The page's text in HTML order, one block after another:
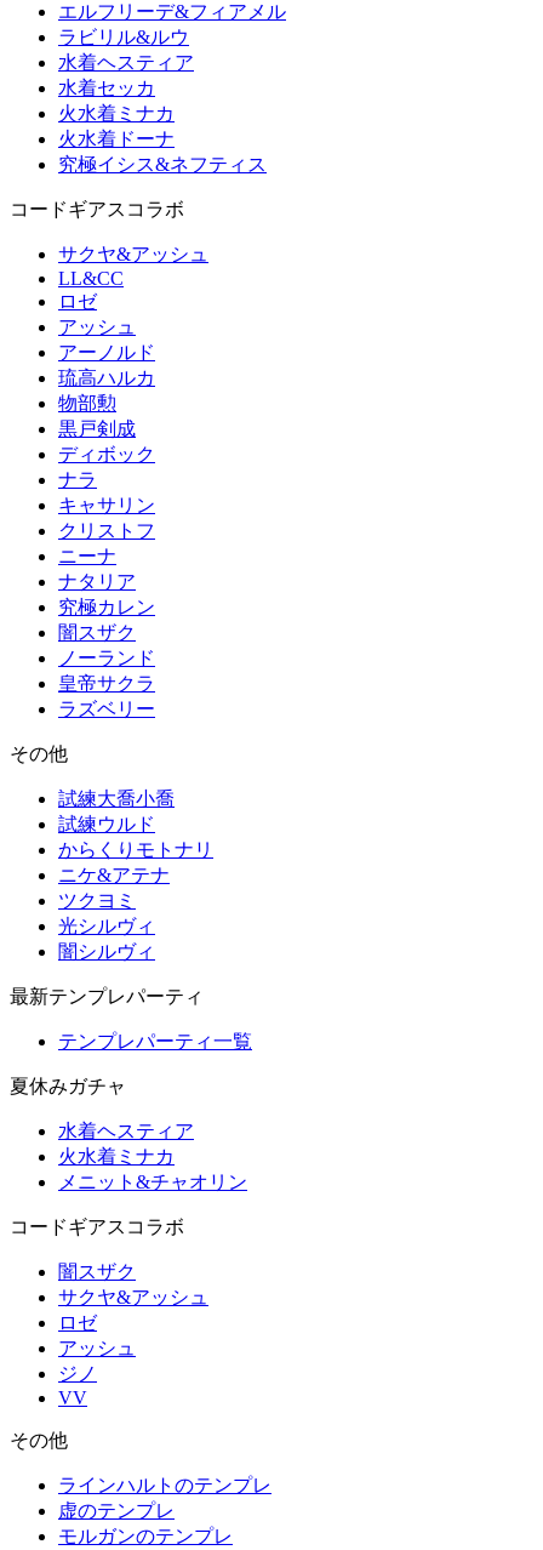
エルフリーデ&フィアメル
ラビリル&ルウ
水着ヘスティア
水着セッカ
火水着ミナカ
火水着ドーナ
究極イシス&ネフティス
コードギアスコラボ
サクヤ&アッシュ
LL&CC
ロゼ
アッシュ
アーノルド
琉高ハルカ
物部勲
黒戸剣成
ディボック
ナラ
キャサリン
クリストフ
ニーナ
ナタリア
究極カレン
闇スザク
ノーランド
皇帝サクラ
ラズベリー
その他
試練大喬小喬
試練ウルド
からくりモトナリ
ニケ&アテナ
ツクヨミ
光シルヴィ
闇シルヴィ
最新テンプレパーティ
テンプレパーティ一覧
夏休みガチャ
水着ヘスティア
火水着ミナカ
メニット&チャオリン
コードギアスコラボ
闇スザク
サクヤ&アッシュ
ロゼ
アッシュ
ジノ
VV
その他
ラインハルトのテンプレ
虚のテンプレ
モルガンのテンプレ